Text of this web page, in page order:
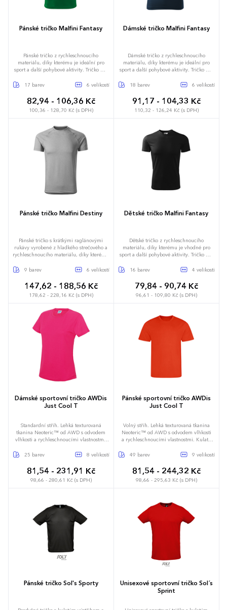
Pánské tričko Malfini Fantasy
Pánské tričko z rychleschnoucího
materiálu, díky kterému je ideální pro
sport a další pohybové aktivity. Tričko má
průkrčník a ramenní švy zpevněné
sublimační potisk.
17 barev 6 velikostí
82,94 - 106,36 Kč
100,36 - 128,70 Kč (s DPH)
M XXL
Dámské tričko Malfini Fantasy
Dámské tričko z rychleschnoucího
materiálu, díky kterému je ideální pro
sport a další pohybové aktivity. Tričko má
lem průkrčníku z vrchového materiálu,
vrchového materiálu a ramenní švy
zpevněné páskou. Světlé barvy jsou
vhodné pro sublimační potisk.
18 barev 6 velikostí
91,17 - 104,33 Kč
110,32 - 126,24 Kč (s DPH)
Pánské tričko Malfini Destiny
Pánské tričko s krátkými raglánovými
rukávy vyrobené z hladkého strečového a
rychleschnoucího materiálu, díky kterému
aktivity. Tričko má přiléhavý střih
prošité ploché švy a tvarovaný a mírně
prodloužený zadní díl. Úzký lem
průkrčníku je z vrchového materiálu,
kontrastní páskou. Etiketa je v podobě
odnímatelné nálepky. Světlé barvy trička
jsou vhodné pro sublimační potisk.
9 barev 6 velikostí
147,62 - 188,56 Kč
178,62 - 228,16 Kč (s DPH)
M
Dětské tričko Malfini Fantasy
Dětské tričko z rychleschnoucího
materiálu, díky kterému je vhodné pro
sport a další pohybové aktivity. Tričko má
průkrčník a ramenní švy zpevněné
sublimační potisk.
16 barev 4 velikosti
79,84 - 90,74 Kč
96,61 - 109,80 Kč (s DPH)
6 let
10 let
Dámské sportovní tričko AWDis
Just Cool T
Standardní střih. Lehká texturovaná
tkanina Neoteric™ od AWD s odvodem
vlhkosti a rychleschnoucími vlastnostmi.
stejné látky. Detail dvojitého prošití.
látky. Vlastnosti strečové textilie. Vsazené
rukávy. Odtrhávací štítek.
25 barev 8 velikostí
81,54 - 231,91 Kč
98,66 - 280,61 Kč (s DPH)
S XL
3XL
Pánské sportovní tričko AWDis
Just Cool T
Volný střih. Lehká texturovaná tkanina
Neoteric™ od AWD s odvodem vlhkosti
a rychleschnoucími vlastnostmi. Kulatý
prošití. Zpevňovací páska za krkem ze
Vsazené rukávy. Odtrhávací štítek.
Standard UV 801 (UV faktor 40+).
49 barev 9 velikostí
81,54 - 244,32 Kč
98,66 - 295,63 Kč (s DPH)
XL
4XL
Pánské tričko Sol's Sporty
Unisexové sportovní tričko Sol´s
Sprint